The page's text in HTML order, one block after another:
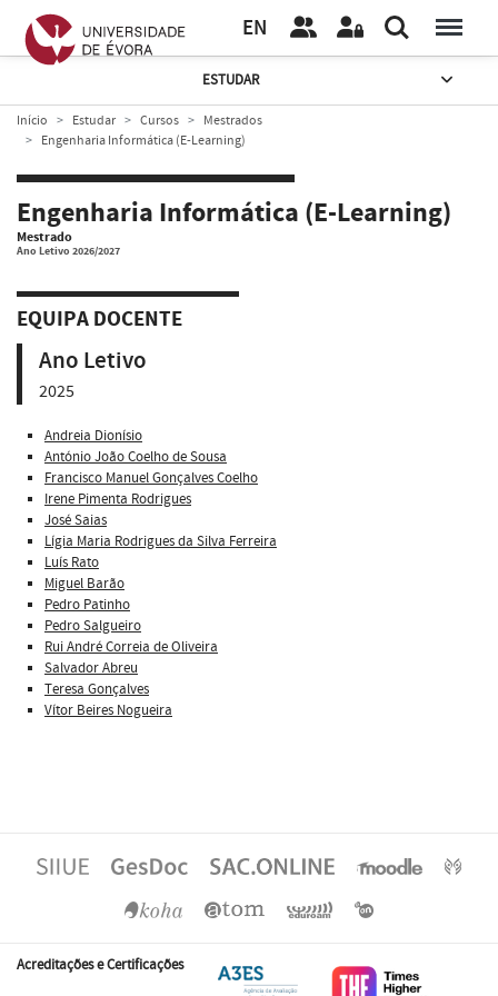
EN
ESTUDAR
Início Estudar Cursos
Mestrados
Engenharia Informática (E-Learning)
Engenharia Informática (E-Learning)
Mestrado
Ano Letivo 2026/2027
EQUIPA DOCENTE
Ano Letivo
2025
Andreia Dionísio
António João Coelho de Sousa
Francisco Manuel Gonçalves Coelho
Irene Pimenta Rodrigues
José Saias
Lígia Maria Rodrigues da Silva Ferreira
Luís Rato
Miguel Barão
Pedro Patinho
Pedro Salgueiro
Rui André Correia de Oliveira
Salvador Abreu
Teresa Gonçalves
Vítor Beires Nogueira
Acreditações e Certificações